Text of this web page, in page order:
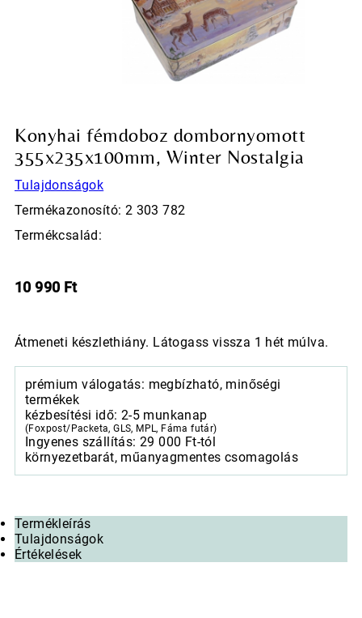
Konyhai fémdoboz dombornyomott
355x235x100mm, Winter Nostalgia
Tulajdonságok
Termékazonosító: 2 303 782
Termékcsalád:
10 990 Ft
Átmeneti készlethiány. Látogass vissza 1 hét múlva.
prémium válogatás: megbízható, minőségi
termékek
kézbesítési idő: 2-5 munkanap
(Foxpost/Packeta, GLS, MPL, Fáma futár)
Ingyenes szállítás: 29 000 Ft-tól
környezetbarát, műanyagmentes csomagolás
Termékleírás
Tulajdonságok
Értékelések